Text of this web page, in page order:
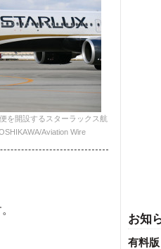
お知
有料
を開設するスターラックス航
Aviation Wire